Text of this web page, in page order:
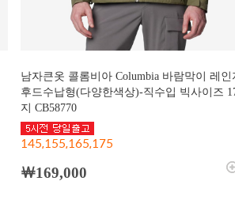
남자큰옷 콜롬비아 Columbia 바람막이 레인
후드수납형(다양한색상)-직수입 빅사이즈
지 CB58770
145,155,165,175
￦169,000